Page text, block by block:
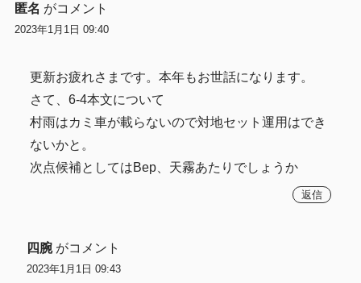
匿名 がコメント
2023年1月1日 09:40
更新お疲れさまです。本年もお世話になります。
さて、6-4本文について
村雨はカミ車が載らないので対地セット運用はでき
ないかと。
次点候補としてはBep、天霧あたりでしょうか
返信
四腕 がコメント
2023年1月1日 09:43